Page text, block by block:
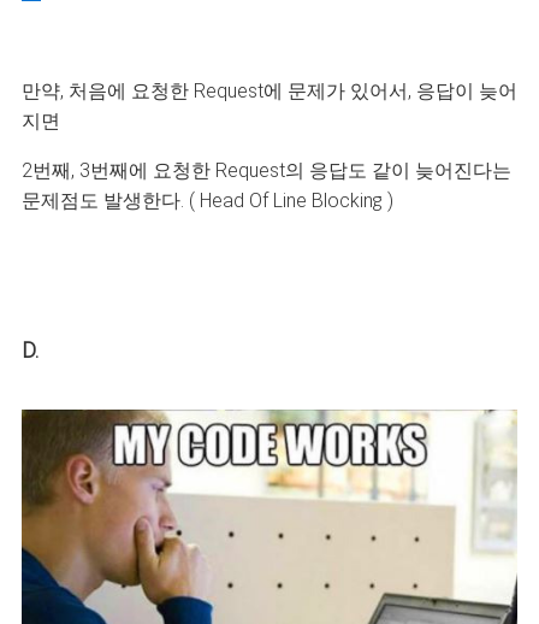
만약, 처음에 요청한 Request에 문제가 있어서, 응답이 늦어
지면
2번째, 3번째에 요청한 Request의 응답도 같이 늦어진다는
문제점도 발생한다. ( Head Of Line Blocking )
D.